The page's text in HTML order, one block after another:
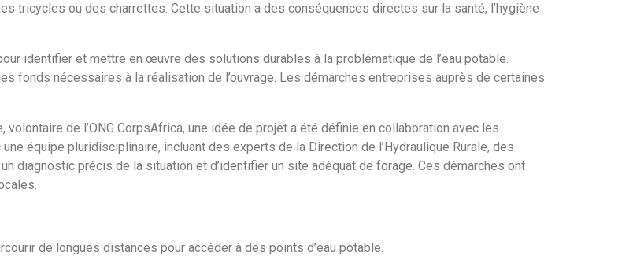
tricycles ou des charrettes. Cette situation a des conséquences directes sur la santé, l’hygiène
identifier et mettre en œuvre des solutions durables à la problématique de l’eau potable.
fonds nécessaires à la réalisation de l’ouvrage. Les démarches entreprises auprès de certaines
volontaire de l’ONG CorpsAfrica, une idée de projet a été définie en collaboration avec les
équipe pluridisciplinaire, incluant des experts de la Direction de l’Hydraulique Rurale, des
diagnostic précis de la situation et d’identifier un site adéquat de forage. Ces démarches ont
de longues distances pour accéder à des points d’eau potable.